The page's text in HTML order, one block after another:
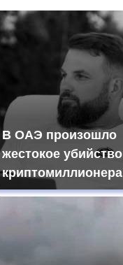
В ОАЭ произошло
жестокое убийство
криптомиллионера